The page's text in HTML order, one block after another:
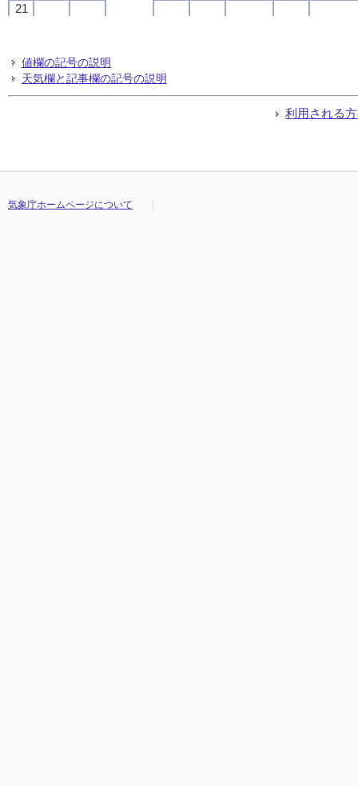
21
24
21
24
21
24
21
24
値欄の記号の説明
天気欄と記事欄の記号の説明
利用される
気象庁ホームページについて